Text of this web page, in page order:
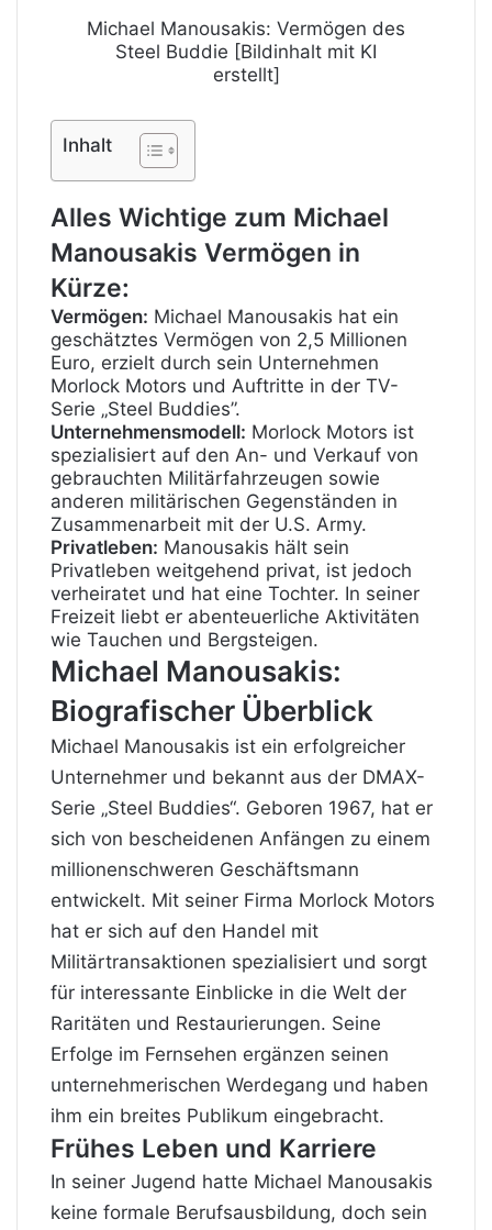
Michael Manousakis: Vermögen des
Steel Buddie [Bildinhalt mit KI
erstellt]
Inhalt
Alles Wichtige zum Michael
Manousakis Vermögen in
Kürze:
Vermögen: Michael Manousakis hat ein
geschätztes Vermögen von 2,5 Millionen
Euro, erzielt durch sein Unternehmen
Morlock Motors und Auftritte in der TV-
Serie „Steel Buddies”.
Unternehmensmodell: Morlock Motors ist
spezialisiert auf den An- und Verkauf von
gebrauchten Militärfahrzeugen sowie
anderen militärischen Gegenständen in
Zusammenarbeit mit der U.S. Army.
Privatleben: Manousakis hält sein
Privatleben weitgehend privat, ist jedoch
verheiratet und hat eine Tochter. In seiner
Freizeit liebt er abenteuerliche Aktivitäten
wie Tauchen und Bergsteigen.
Michael Manousakis:
Biografischer Überblick
Michael Manousakis ist ein erfolgreicher
Unternehmer und bekannt aus der DMAX-
Serie „Steel Buddies“. Geboren 1967, hat er
sich von bescheidenen Anfängen zu einem
millionenschweren Geschäftsmann
entwickelt. Mit seiner Firma Morlock Motors
hat er sich auf den Handel mit
Militärtransaktionen spezialisiert und sorgt
für interessante Einblicke in die Welt der
Raritäten und Restaurierungen. Seine
Erfolge im Fernsehen ergänzen seinen
unternehmerischen Werdegang und haben
ihm ein breites Publikum eingebracht.
Frühes Leben und Karriere
In seiner Jugend hatte Michael Manousakis
keine formale Berufsausbildung, doch sein